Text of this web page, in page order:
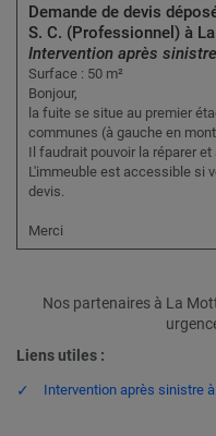
Demande de devis
S. C. (Professionnel) à
Intervention après sinistre
Surface : 50 m²
Bonjour,
la fuite se situe au premier
communes (à gauche en
Il faudrait pouvoir la réparer
L'immeuble est accessible si
devis.
Merci
Nos partenaires à La
Liens utiles :
Intervention après sinistre